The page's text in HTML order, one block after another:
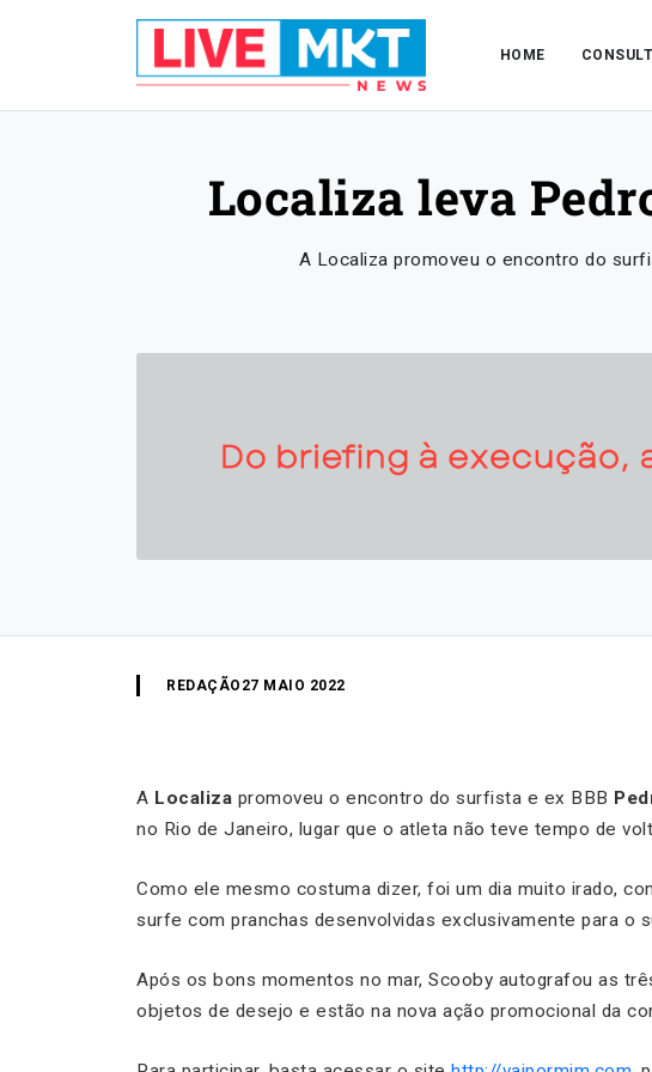
HOME
Localiza leva
A Localiza promoveu o encontro do
REDAÇÃO 27 MAIO 2022
A Localiza promoveu o encontro do surfista e ex BBB
no Rio de Janeiro, lugar que o atleta não teve tempo de
Como ele mesmo costuma dizer, foi um dia muito irado,
surfe com pranchas desenvolvidas exclusivamente para o
Após os bons momentos no mar, Scooby autografou as
objetos de desejo e estão na nova ação promocional da